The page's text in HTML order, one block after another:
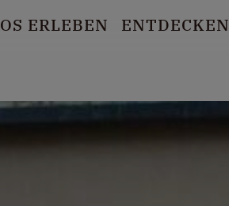
OS ERLEBEN ENTDECKEN